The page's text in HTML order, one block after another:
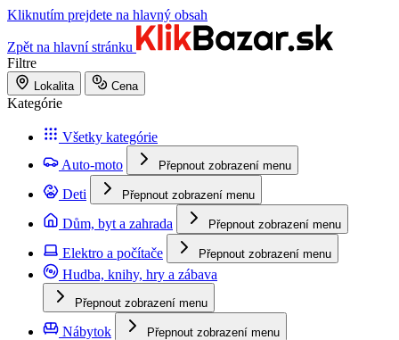
Kliknutím prejdete na hlavný obsah
Zpět na hlavní stránku
Filtre
Lokalita Cena
Kategórie
Všetky kategórie
Auto-moto
Přepnout zobrazení menu
Deti Přepnout zobrazení menu
Dům, byt a zahrada Přepnout zobrazení menu
Elektro a počítače Přepnout zobrazení menu
Hudba, knihy, hry a zábava
Přepnout zobrazení menu
Nábytok Přepnout zobrazení menu